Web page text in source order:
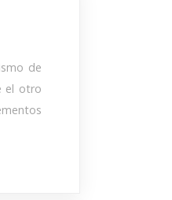
de
el otro